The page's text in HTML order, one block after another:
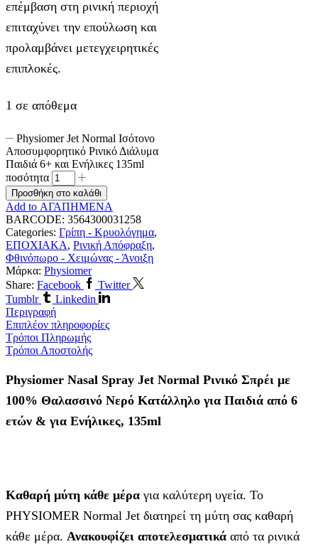
επέμβαση στη ρινική περιοχή
επιταχύνει την επούλωση και
προλαμβάνει μετεγχειρητικές
επιπλοκές.
1 σε απόθεμα
Physiomer Jet Normal Ισότονο
Αποσυμφορητικό Ρινικό Διάλυμα
Παιδιά 6+ και Ενήλικες 135ml
ποσότητα
Προσθήκη στο καλάθι
Add to ΑΓΑΠΗΜΕΝΑ
BARCODE: 3564300031258
Categories: Γρίπη - Κρυολόγημα,
ΕΠΟΧΙΑΚΑ, Ρινική Απόφραξη,
Φθινόπωρο - Χειμώνας - Άνοιξη
Μάρκα: Physiomer
Share: Facebook
Twitter
Tumblr
Linkedin
Περιγραφή
Επιπλέον πληροφορίες
Τρόποι Πληρωμής
Τρόποι Αποστολής
Physiomer Nasal Spray Jet Normal Ρινικό Σπρέι με
100% Θαλασσινό Νερό Κατάλληλο για Παιδιά από 6
ετών & για Ενήλικες, 135ml
Καθαρή μύτη κάθε μέρα για καλύτερη υγεία. Το
PHYSIOMER Normal Jet διατηρεί τη μύτη σας καθαρή
κάθε μέρα. Ανακουφίζει αποτελεσματικά από τα ρινικά